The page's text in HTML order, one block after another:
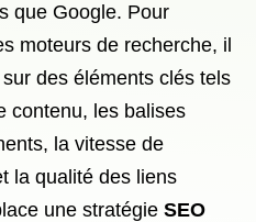
que Google. Pour
moteurs de recherche, il
des éléments clés tels
contenu, les balises
la vitesse de
la qualité des liens
une stratégie SEO